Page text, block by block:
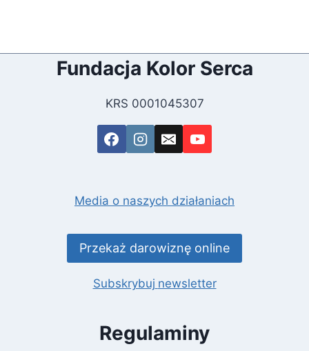
Fundacja Kolor Serca
KRS 0001045307
Media o naszych działaniach
Przekaż darowiznę online
Subskrybuj newsletter
Regulaminy